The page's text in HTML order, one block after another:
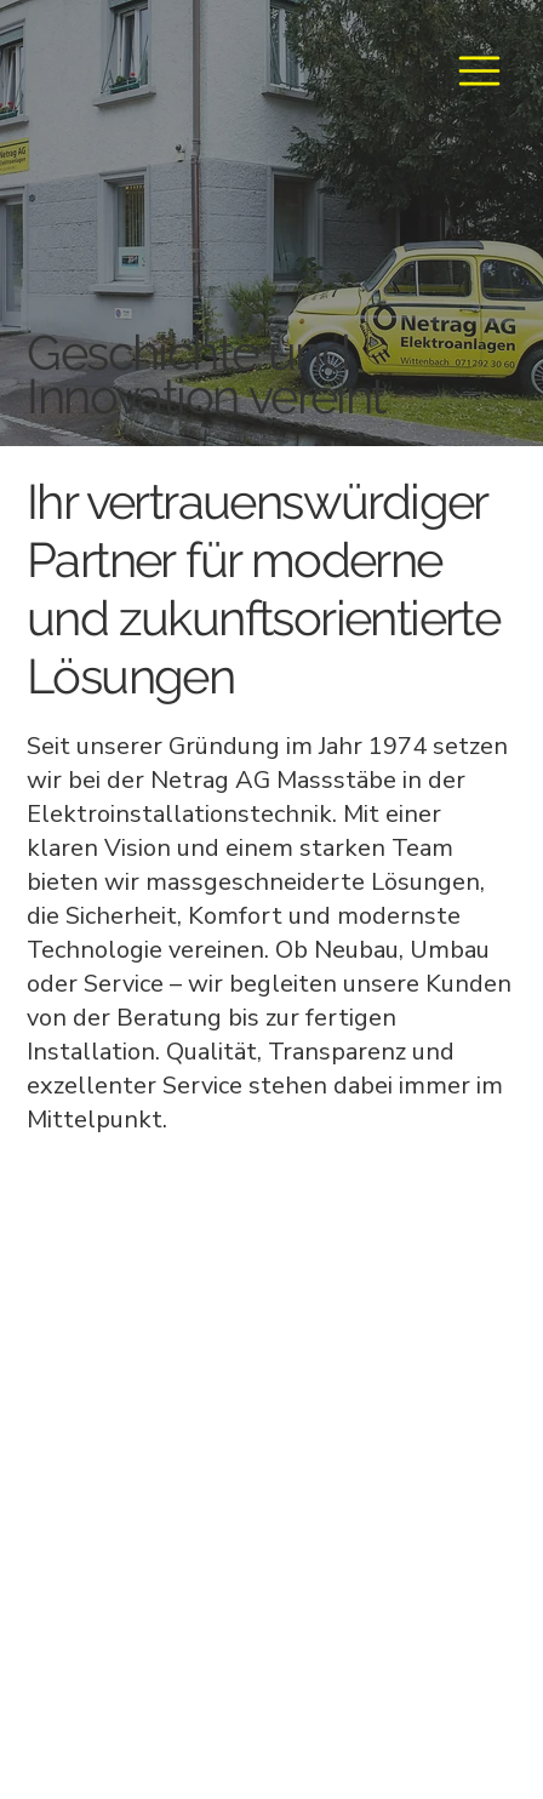
Geschichte und
Innovation vereint
Ihr vertrauenswürdiger
Partner für moderne
und zukunftsorientierte
Lösungen
Seit unserer Gründung im Jahr 1974 setzen
wir bei der Netrag AG Massstäbe in der
Elektroinstallationstechnik. Mit einer
klaren Vision und einem starken Team
bieten wir massgeschneiderte Lösungen,
die Sicherheit, Komfort und modernste
Technologie vereinen. Ob Neubau, Umbau
oder Service – wir begleiten unsere Kunden
von der Beratung bis zur fertigen
Installation. Qualität, Transparenz und
exzellenter Service stehen dabei immer im
Mittelpunkt.